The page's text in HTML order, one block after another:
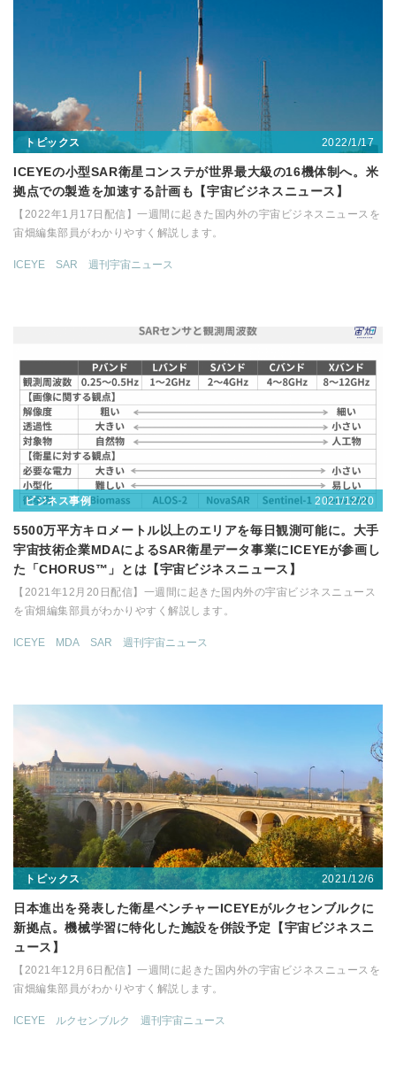
トピックス 2022/1/17
ICEYEの小型SAR衛星コンステが世界最大級の16機体制へ。米
拠点での製造を加速する計画も【宇宙ビジネスニュース】
【2022年1月17日配信】一週間に起きた国内外の宇宙ビジネスニュースを
宙畑編集部員がわかりやすく解説します。
ICEYE SAR 週刊宇宙ニュース
ビジネス事例 2021/12/20
5500万平方キロメートル以上のエリアを毎日観測可能に。大手
宇宙技術企業MDAによるSAR衛星データ事業にICEYEが参画し
た「CHORUS™」とは【宇宙ビジネスニュース】
【2021年12月20日配信】一週間に起きた国内外の宇宙ビジネスニュース
を宙畑編集部員がわかりやすく解説します。
ICEYE MDA SAR 週刊宇宙ニュース
トピックス 2021/12/6
日本進出を発表した衛星ベンチャーICEYEがルクセンブルクに
新拠点。機械学習に特化した施設を併設予定【宇宙ビジネスニ
ュース】
【2021年12月6日配信】一週間に起きた国内外の宇宙ビジネスニュースを
宙畑編集部員がわかりやすく解説します。
ICEYE ルクセンブルク 週刊宇宙ニュース